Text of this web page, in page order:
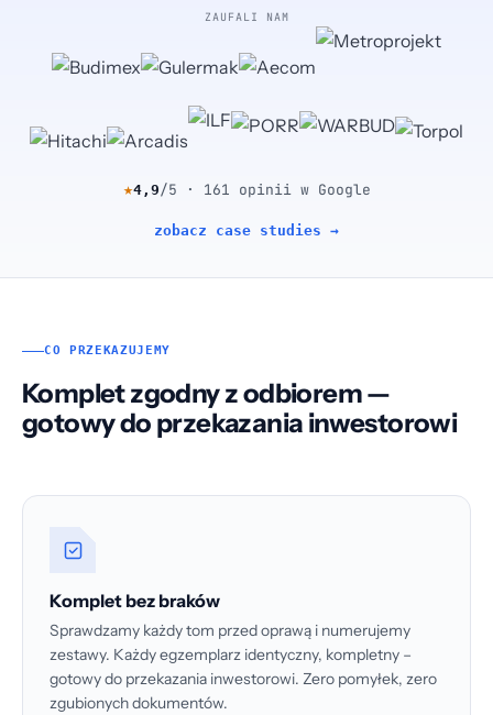
ZAUFALI NAM
★4,9/5 · 161 opinii w Google
zobacz case studies →
CO PRZEKAZUJEMY
Komplet zgodny z odbiorem —
gotowy do przekazania inwestorowi
Komplet bez braków
Sprawdzamy każdy tom przed oprawą i numerujemy
zestawy. Każdy egzemplarz identyczny, kompletny –
gotowy do przekazania inwestorowi. Zero pomyłek, zero
zgubionych dokumentów.